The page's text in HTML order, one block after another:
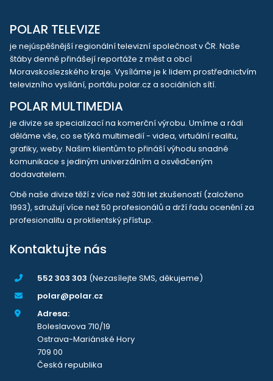
POLAR TELEVIZE
je nejúspěšnější regionální televizní společnost v ČR. Naše
štáby denně přinášejí reportáže z měst a obcí
Moravskoslezského kraje. Vysíláme je k lidem prostřednictvím
televizního vysílání, portálu polar.cz a sociálních sítí.
POLAR MULTIMEDIA
je divize se specializací na komerční výrobu. Umíme a rádi
děláme vše, co se týká multimedií - videa, virtuální realitu,
grafiky, weby. Našim klientům to přináší výhodu snadné
komunikace s jediným univerzálním a osvědčeným
dodavatelem.
Obě naše divize těží z více než 30ti let zkušeností (založeno
1993), sdružují více než 50 profesionálů a drží řadu ocenění za
profesionalitu a proklientský přístup.
Kontaktujte nás
552 303 303 (Nezasílejte SMS, děkujeme)
polar@polar.cz
Adresa:
Boleslavova 710/19
Ostrava-Mariánské Hory
709 00
Česká republika